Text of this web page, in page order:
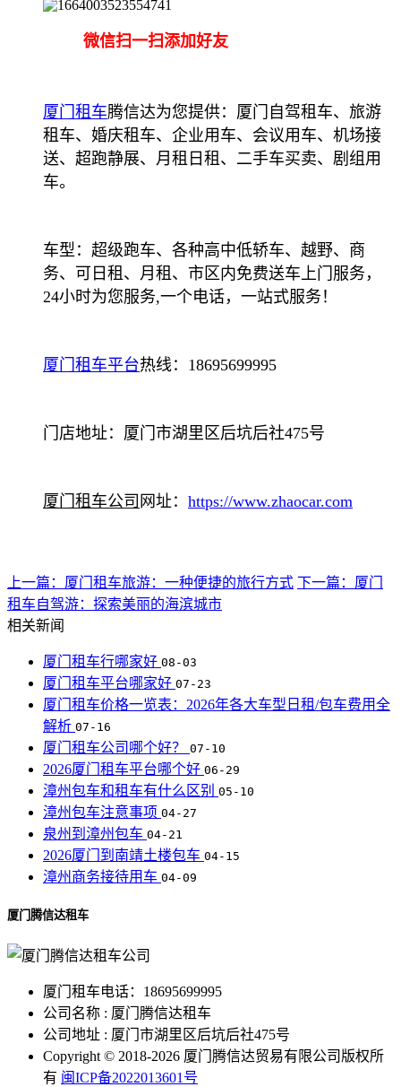
微信扫一扫添加好友
厦门租车腾信达为您提供：厦门自驾租车、旅游
租车、婚庆租车、企业用车、会议用车、机场接
送、超跑静展、月租日租、二手车买卖、剧组用
车。
车型：超级跑车、各种高中低轿车、越野、商
务、可日租、月租、市区内免费送车上门服务，
24小时为您服务,一个电话，一站式服务！
厦门租车平台热线：18695699995
门店地址：厦门市湖里区后坑后社475号
厦门租车公司 网址： https://www.zhaocar.com
上一篇：厦门租车旅游：一种便捷的旅行方式 下一篇：厦门
租车自驾游：探索美丽的海滨城市
相关新闻
厦门租车行哪家好 08-03
厦门租车平台哪家好 07-23
厦门租车价格一览表：2026年各大车型日租/包车费用全
解析 07-16
厦门租车公司哪个好？ 07-10
2026厦门租车平台哪个好 06-29
漳州包车和租车有什么区别 05-10
漳州包车注意事项 04-27
泉州到漳州包车 04-21
2026厦门到南靖土楼包车 04-15
漳州商务接待用车 04-09
厦门腾信达租车
厦门租车电话：18695699995
公司名称 : 厦门腾信达租车
公司地址 : 厦门市湖里区后坑后社475号
Copyright © 2018-2026 厦门腾信达贸易有限公司版权所
有 闽ICP备2022013601号